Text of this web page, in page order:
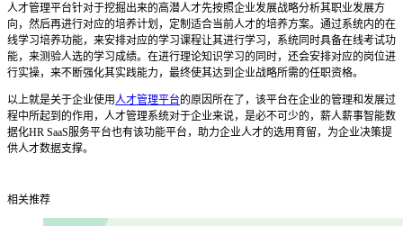
人才管理平台针对于挖掘出来的高潜人才先按照企业发展战略分析其职业发展方
向，然后再进行对应的培养计划，定制适合当前人才的培养方案。通过系统内的在
线学习培养功能，来安排对应的学习课程让其进行学习，系统同时具备在线考试功
能，来测验人选的学习成绩。在进行理论知识学习的同时，还会安排对应的岗位进
行实操，来不断强化其实践能力，最终使其达到企业战略所需的任职资格。
以上就是关于企业使用人才管理平台的原因所在了，该平台在企业的管理和发展过
程中所起到的作用，人才管理系统对于企业来说，是必不可少的，薪人薪事智能数
据化HR SaaS服务平台也有该功能平台，助力企业人才的选用育留，为企业决策提
供人才数据支撑。
相关推荐